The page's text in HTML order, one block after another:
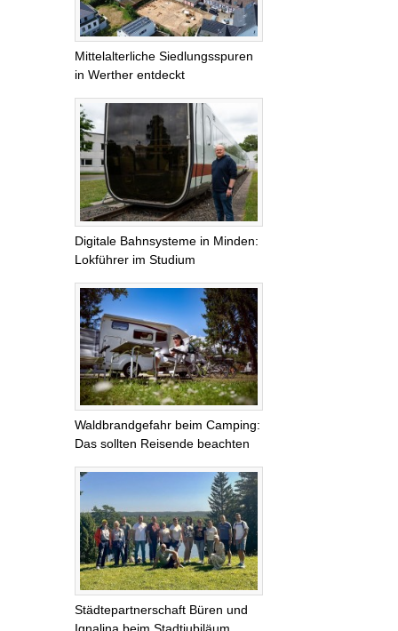
Mittelalterliche Siedlungsspuren
in Werther entdeckt
Digitale Bahnsysteme in Minden:
Lokführer im Studium
Waldbrandgefahr beim Camping:
Das sollten Reisende beachten
Städtepartnerschaft Büren und
Ignalina beim Stadtjubiläum